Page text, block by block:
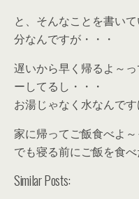
と、そんなことを書い
分なんですが・・・
遅いから早く帰るよ～
ーしてるし・・・
お湯じゃなく水なんで
家に帰ってご飯食べよ～
でも寝る前にご飯を食
Similar Posts: